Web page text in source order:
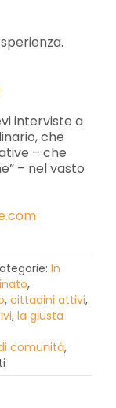
interviste a
che
– che
– nel vasto
In
,
, cittadini attivi,
, la giusta
comunità,
Quartieri